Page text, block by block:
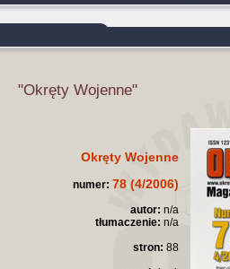
"Okręty Wojenne"
Okręty Wojenne
numer: 78 (4/2006)
autor: n/a
tłumaczenie: n/a
stron: 88